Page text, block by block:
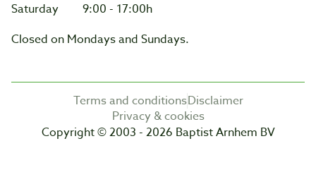
Saturday
9:00 - 17:00h
Closed on Mondays and Sundays.
Terms and conditionsDisclaimer
Privacy & cookies
Copyright © 2003 - 2026 Baptist Arnhem BV